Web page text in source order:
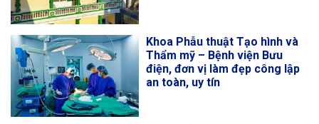
Khoa Phẫu thuật Tạo hình và
Thẩm mỹ – Bệnh viện Bưu
điện, đơn vị làm đẹp công lập
an toàn, uy tín